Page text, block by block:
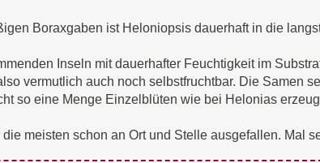
Boraxgaben ist Heloniopsis dauerhaft in die
Inseln mit dauerhafter Feuchtigkeit im
vermutlich auch noch selbstfruchtbar. Die Samen
so eine Menge Einzelblüten wie bei Helonias
meisten schon an Ort und Stelle ausgefallen. Mal